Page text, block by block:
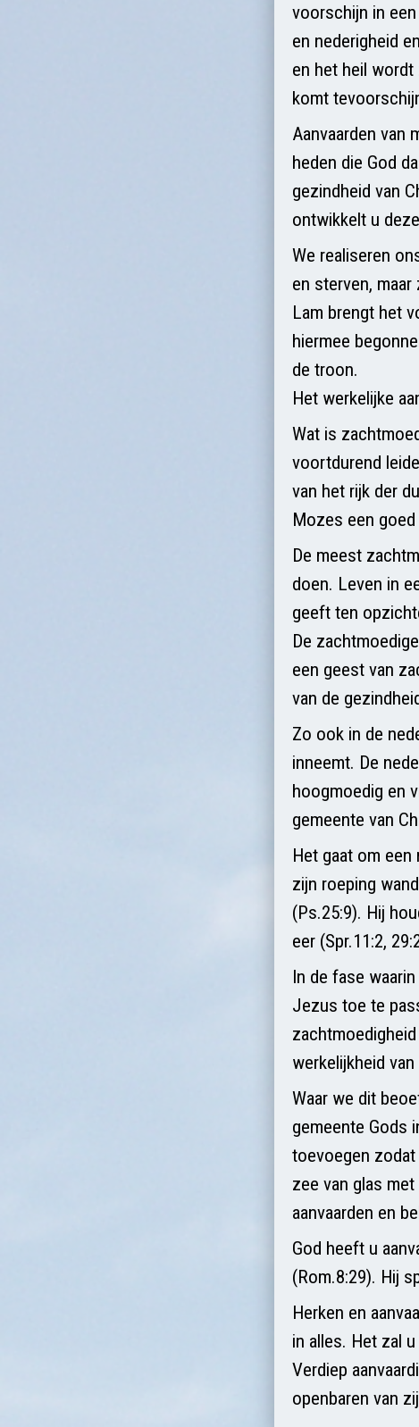
voorschijn in
en nederigheid
en het heil wordt
komt
Aanvaarden van
heden die God
gezindheid van
ontwikkelt u
We realiseren
en sterven,
Lam brengt het
hiermee
de troon.
Het werkelijke
Wat is
voortdurend
van het rijk der
Mozes een
De meest
doen. Leven in
geeft ten
De
een geest van
van de
Zo ook in de
inneemt. De
hoogmoedig en
gemeente van
Het gaat om
zijn roeping
(Ps.25:9). Hij
eer (Spr.11:2,
In de fase
Jezus toe te
werkelijkheid
Waar we dit
gemeente Gods
toevoegen
zee van glas
aanvaarden en
God heeft u
(Rom.8:29). Hij
Herken en
in alles. Het zal
Verdiep
openbaren van